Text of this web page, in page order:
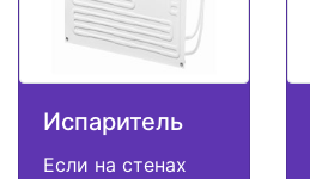
Испаритель
Если на стенах